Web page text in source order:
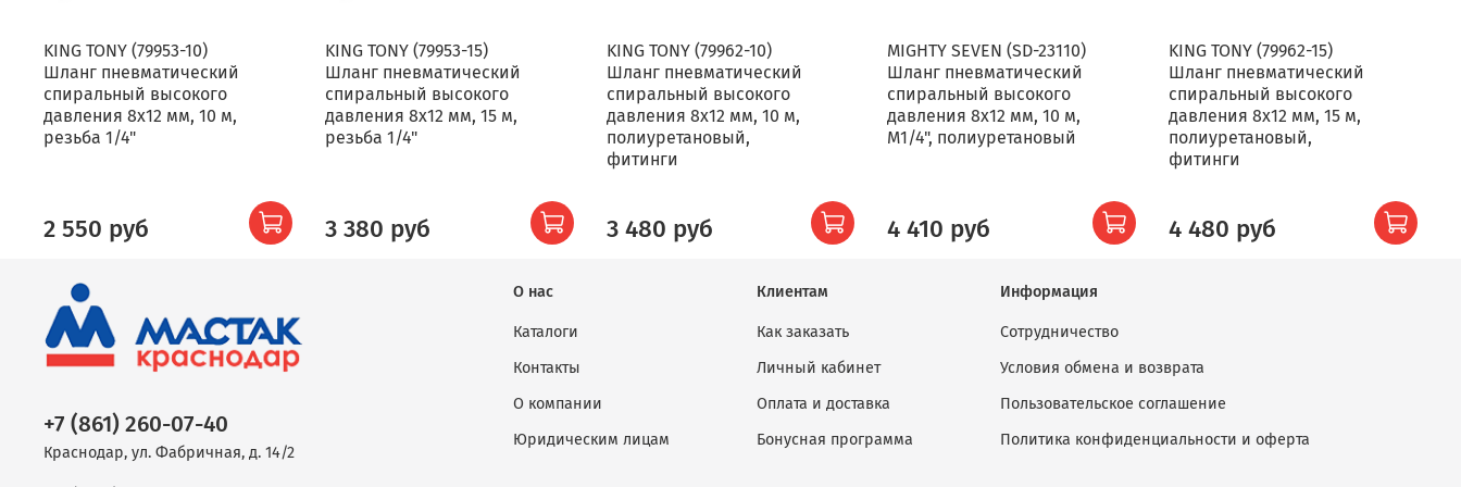
KING TONY (79953-10)
Шланг пневматический
спиральный высокого
давления 8х12 мм, 10 м,
резьба 1/4"
2 550 руб
KING TONY (79953-15)
Шланг пневматический
спиральный высокого
давления 8х12 мм, 15 м,
резьба 1/4"
3 380 руб
KING TONY (79962-10)
Шланг пневматический
спиральный высокого
давления 8х12 мм, 10 м,
полиуретановый,
фитинги
3 480 руб
MIGHTY SEVEN (SD-23110)
Шланг пневматический
спиральный высокого
давления 8х12 мм, 10 м,
М1/4", полиуретановый
4 410 руб
KING TONY (79962-15)
Шланг пневматический
спиральный высокого
давления 8х12 мм, 15 м,
полиуретановый,
фитинги
4 480 руб
О нас
Каталоги
Контакты
О компании
Юридическим лицам
Клиентам
Как заказать
Личный кабинет
Оплата и доставка
Бонусная программа
Информация
Сотрудничество
Условия обмена и возврата
Пользовательское соглашение
Политика конфиденциальности и оферта
+7 (861) 260-07-40
Краснодар, ул. Фабричная, д. 14/2